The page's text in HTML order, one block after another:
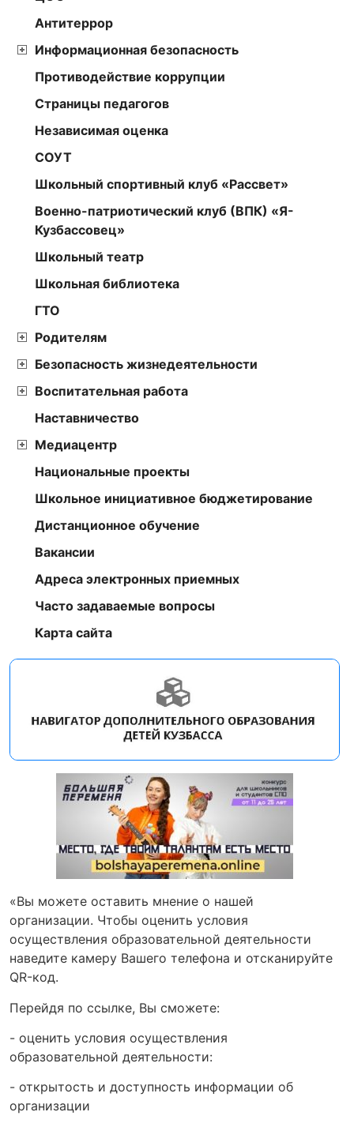
Антитеррор
Информационная безопасность
Противодействие коррупции
Страницы педагогов
Независимая оценка
СОУТ
Школьный спортивный клуб «Рассвет»
Военно-патриотический клуб (ВПК) «Я-
Кузбассовец»
Школьный театр
Школьная библиотека
ГТО
Родителям
Безопасность жизнедеятельности
Воспитательная работа
Наставничество
Медиацентр
Национальные проекты
Школьное инициативное бюджетирование
Дистанционное обучение
Вакансии
Адреса электронных приемных
Часто задаваемые вопросы
Карта сайта
«Вы можете оставить мнение о нашей
организации. Чтобы оценить условия
осуществления образовательной деятельности
наведите камеру Вашего телефона и отсканируйте
QR-код.
Перейдя по ссылке, Вы сможете:
- оценить условия осуществления
образовательной деятельности:
- открытость и доступность информации об
организации